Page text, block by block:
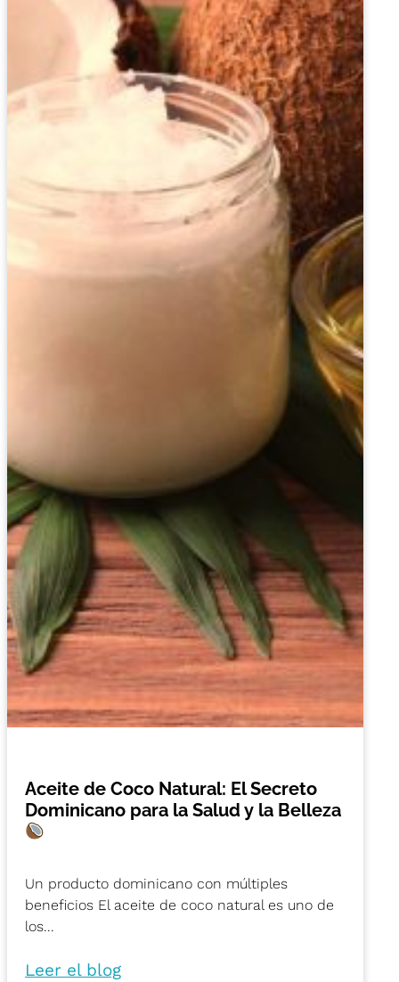
Aceite de Coco Natural: El Secreto
Dominicano para la Salud y la Belleza
Un producto dominicano con múltiples
beneficios El aceite de coco natural es uno de
los...
Leer el blog